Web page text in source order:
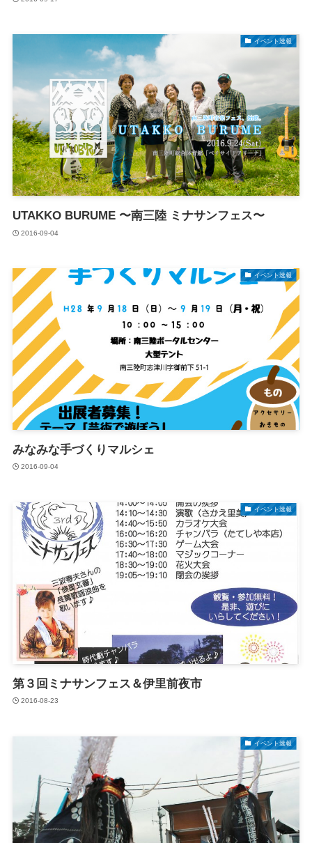
イベント速報
UTAKKO BURUME 〜南三陸 ミナサンフェス〜
2016-09-04
イベント速報
みなみな手づくりマルシェ
2016-09-04
イベント速報
第３回ミナサンフェス＆伊里前夜市
2016-08-23
イベント速報